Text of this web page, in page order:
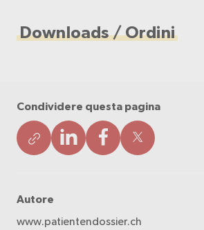
Downloads / Ordini
Condividere questa pagina
Autore
www.patientendossier.ch